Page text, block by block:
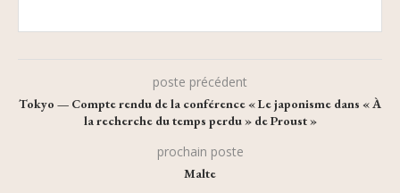
poste précédent
Tokyo — Compte rendu de la conférence « Le japonisme dans « À
la recherche du temps perdu » de Proust »
prochain poste
Malte